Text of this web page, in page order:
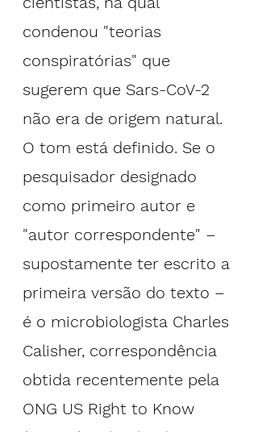
condenou "teorias
conspiratórias" que
sugerem que Sars-CoV-2
não era de origem natural.
O tom está definido. Se o
pesquisador designado
como primeiro autor e
"autor correspondente" –
supostamente ter escrito a
primeira versão do texto –
é o microbiologista Charles
Calisher, correspondência
obtida recentemente pela
ONG US Right to Know